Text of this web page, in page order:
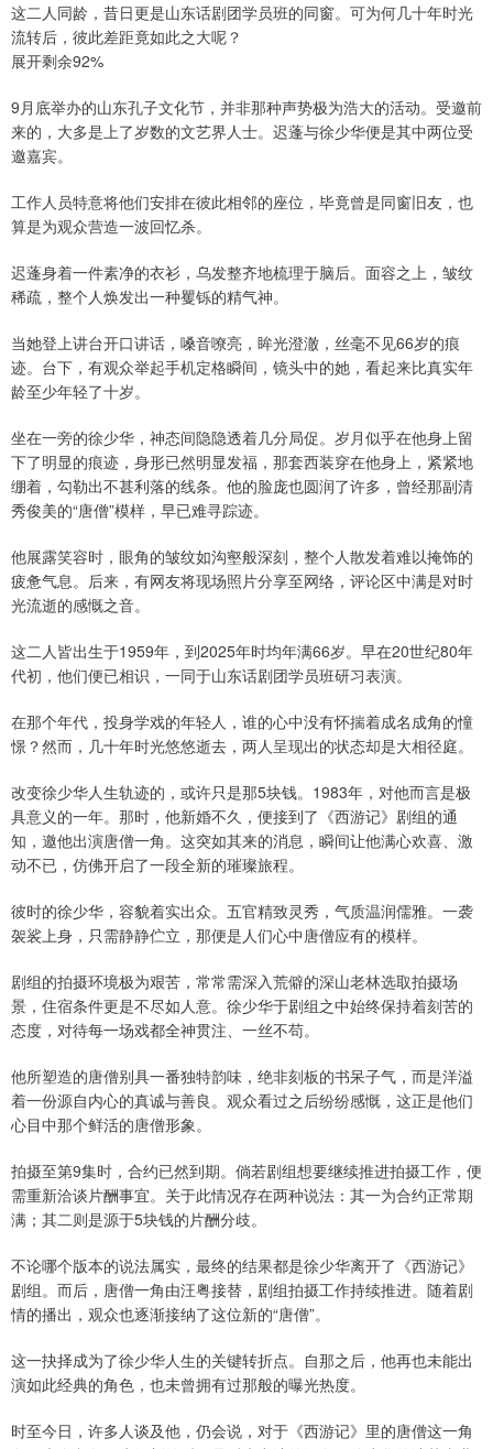
这二人同龄，昔日更是山东话剧团学员班的同窗。可为何几十年时光
流转后，彼此差距竟如此之大呢？
展开剩余92%
9月底举办的山东孔子文化节，并非那种声势极为浩大的活动。受邀前
来的，大多是上了岁数的文艺界人士。迟蓬与徐少华便是其中两位受
邀嘉宾。
工作人员特意将他们安排在彼此相邻的座位，毕竟曾是同窗旧友，也
算是为观众营造一波回忆杀。
迟蓬身着一件素净的衣衫，乌发整齐地梳理于脑后。面容之上，皱纹
稀疏，整个人焕发出一种矍铄的精气神。
当她登上讲台开口讲话，嗓音嘹亮，眸光澄澈，丝毫不见66岁的痕
迹。台下，有观众举起手机定格瞬间，镜头中的她，看起来比真实年
龄至少年轻了十岁。
坐在一旁的徐少华，神态间隐隐透着几分局促。岁月似乎在他身上留
下了明显的痕迹，身形已然明显发福，那套西装穿在他身上，紧紧地
绷着，勾勒出不甚利落的线条。他的脸庞也圆润了许多，曾经那副清
秀俊美的“唐僧”模样，早已难寻踪迹。
他展露笑容时，眼角的皱纹如沟壑般深刻，整个人散发着难以掩饰的
疲惫气息。后来，有网友将现场照片分享至网络，评论区中满是对时
光流逝的感慨之音。
这二人皆出生于1959年，到2025年时均年满66岁。早在20世纪80年
代初，他们便已相识，一同于山东话剧团学员班研习表演。
在那个年代，投身学戏的年轻人，谁的心中没有怀揣着成名成角的憧
憬？然而，几十年时光悠悠逝去，两人呈现出的状态却是大相径庭。
改变徐少华人生轨迹的，或许只是那5块钱。1983年，对他而言是极
具意义的一年。那时，他新婚不久，便接到了《西游记》剧组的通
知，邀他出演唐僧一角。这突如其来的消息，瞬间让他满心欢喜、激
动不已，仿佛开启了一段全新的璀璨旅程。
彼时的徐少华，容貌着实出众。五官精致灵秀，气质温润儒雅。一袭
袈裟上身，只需静静伫立，那便是人们心中唐僧应有的模样。
剧组的拍摄环境极为艰苦，常常需深入荒僻的深山老林选取拍摄场
景，住宿条件更是不尽如人意。徐少华于剧组之中始终保持着刻苦的
态度，对待每一场戏都全神贯注、一丝不苟。
他所塑造的唐僧别具一番独特韵味，绝非刻板的书呆子气，而是洋溢
着一份源自内心的真诚与善良。观众看过之后纷纷感慨，这正是他们
心目中那个鲜活的唐僧形象。
拍摄至第9集时，合约已然到期。倘若剧组想要继续推进拍摄工作，便
需重新洽谈片酬事宜。关于此情况存在两种说法：其一为合约正常期
满；其二则是源于5块钱的片酬分歧。
不论哪个版本的说法属实，最终的结果都是徐少华离开了《西游记》
剧组。而后，唐僧一角由汪粤接替，剧组拍摄工作持续推进。随着剧
情的播出，观众也逐渐接纳了这位新的“唐僧”。
这一抉择成为了徐少华人生的关键转折点。自那之后，他再也未能出
演如此经典的角色，也未曾拥有过那般的曝光热度。
时至今日，许多人谈及他，仍会说，对于《西游记》里的唐僧这一角